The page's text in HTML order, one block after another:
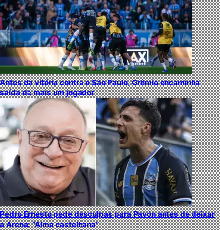
Antes da vitória contra o São Paulo, Grêmio encaminha
saída de mais um jogador
Pedro Ernesto pede desculpas para Pavón antes de deixar
a Arena: “Alma castelhana”